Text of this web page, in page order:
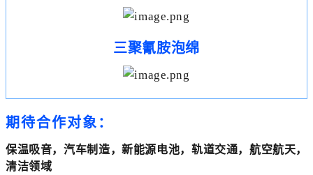
三聚氰胺泡绵
期待合作对象：
保温吸音，汽车制造，新能源电池， 轨道交通， 航空航天，
清洁领域